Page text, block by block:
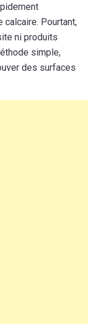
Pourtant,
ni produits
simple,
des surfaces